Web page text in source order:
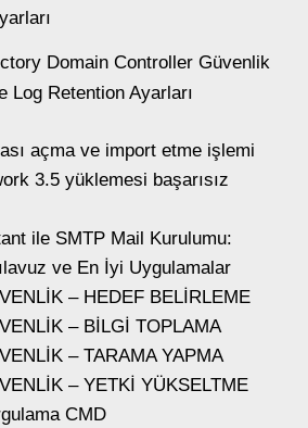
Domain Controller Güvenlik
Log Retention Ayarları
açma ve import etme işlemi
3.5 yüklemesi başarısız
ile SMTP Mail Kurulumu:
ve En İyi Uygulamalar
– HEDEF BELİRLEME
– BİLGİ TOPLAMA
– TARAMA YAPMA
– YETKİ YÜKSELTME
CMD